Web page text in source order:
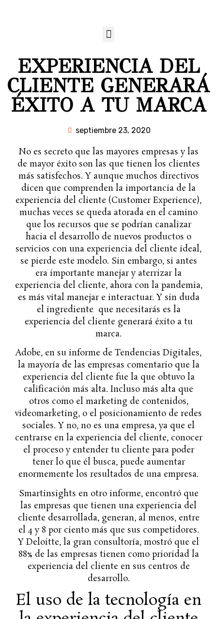
EXPERIENCIA DEL
CLIENTE GENERARÁ
ÉXITO A TU MARCA
septiembre 23, 2020
No es secreto que las mayores empresas y las
de mayor éxito son las que tienen los clientes
más satisfechos. Y aunque muchos directivos
dicen que comprenden la importancia de la
experiencia del cliente (Customer Experience),
muchas veces se queda atorada en el camino
que los recursos que se podrían canalizar
hacia el desarrollo de nuevos productos o
servicios con una experiencia del cliente ideal,
se pierde este modelo. Sin embargo, si antes
era importante manejar y aterrizar la
experiencia del cliente, ahora con la pandemia,
es más vital manejar e interactuar. Y sin duda
el ingrediente que necesitarás es la
experiencia del cliente generará éxito a tu
marca.
Adobe, en su informe de Tendencias Digitales,
la mayoría de las empresas comentario que la
experiencia del cliente fue la que obtuvo la
calificación más alta. Incluso más alta que
otros como el marketing de contenidos,
videomarketing, o el posicionamiento de redes
sociales. Y no, no es una empresa, ya que el
centrarse en la experiencia del cliente, conocer
el proceso y entender tu cliente para poder
tener lo que él busca, puede aumentar
enormemente los resultados de una empresa.
Smartinsights en otro informe, encontró que
las empresas que tienen una experiencia del
cliente desarrollada, generan, al menos, entre
el 4 y 8 por ciento más que sus competidores.
Y Deloitte, la gran consultoría, mostró que el
88% de las empresas tienen como prioridad la
experiencia del cliente en sus centros de
desarrollo.
El uso de la tecnología en